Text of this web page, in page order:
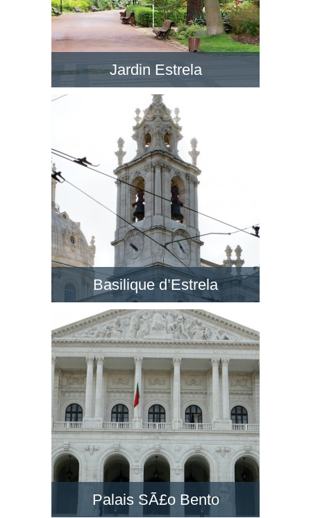
Jardin Estrela
Le Jardim da Estrela en face de la BasÃ­lica da
Estrela est un jardin romantique avec de petits
lacs, dans un style anglais. Visitez ce jardin !
Basilique d’Estrela
Au quartier de Lapa, la Basilique d’Estrela est
un des grands monuments à Lisbonne. Visitez-
la et découvrez le paysage dans son belvédère
!
Palais SÃ£o Bento